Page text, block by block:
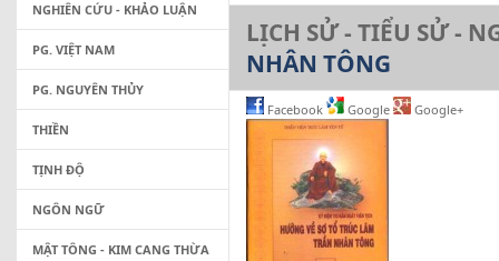
LỊCH SỬ - TIỂU SỬ -
NHÂN TÔNG
Facebook Google Google+
NGHIÊN CỨU - KHẢO LUẬN
PG. VIỆT NAM
PG. NGUYÊN THỦY
THIỀN
TỊNH ĐỘ
NGÔN NGỮ
MẬT TÔNG - KIM CANG THỪA